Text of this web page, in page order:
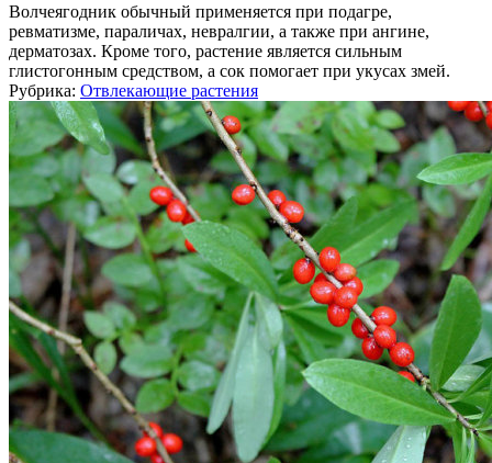
Волчеягодник обычный применяется при подагре,
ревматизме, параличах, невралгии, а также при ангине,
дерматозах. Кроме того, растение является сильным
глистогонным средством, а сок помогает при укусах змей.
Рубрика: Отвлекающие растения